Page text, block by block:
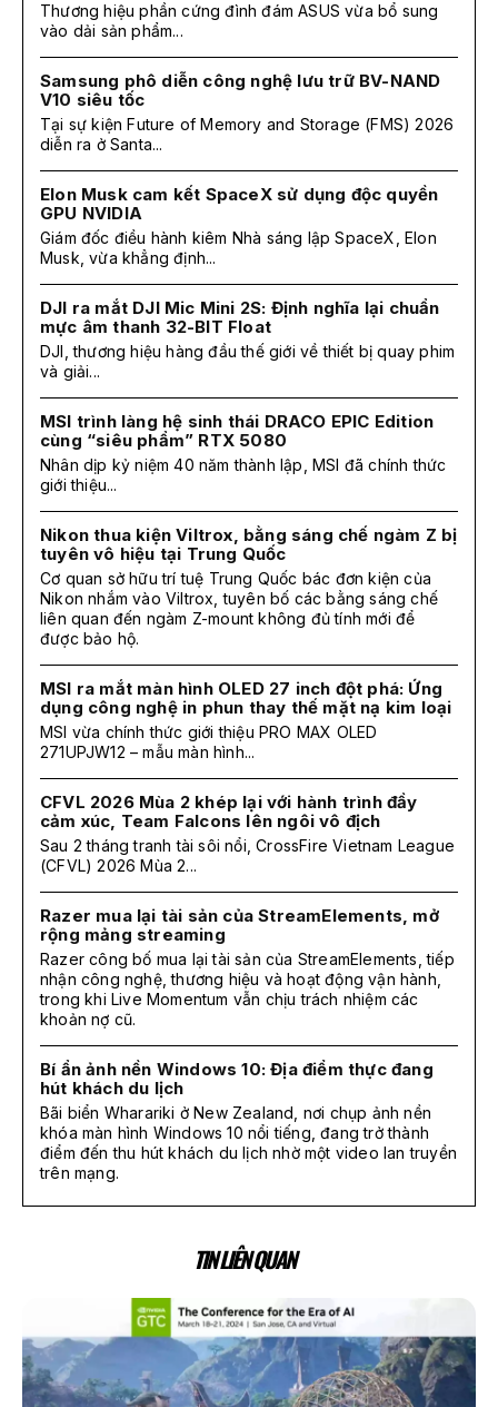
Thương hiệu phần cứng đình đám ASUS vừa bổ sung
vào dải sản phẩm...
Samsung phô diễn công nghệ lưu trữ BV-NAND
V10 siêu tốc
Tại sự kiện Future of Memory and Storage (FMS) 2026
diễn ra ở Santa...
Elon Musk cam kết SpaceX sử dụng độc quyền
GPU NVIDIA
Giám đốc điều hành kiêm Nhà sáng lập SpaceX, Elon
Musk, vừa khẳng định...
DJI ra mắt DJI Mic Mini 2S: Định nghĩa lại chuẩn
mực âm thanh 32-BIT Float
DJI, thương hiệu hàng đầu thế giới về thiết bị quay phim
và giải...
MSI trình làng hệ sinh thái DRACO EPIC Edition
cùng “siêu phẩm” RTX 5080
Nhân dịp kỷ niệm 40 năm thành lập, MSI đã chính thức
giới thiệu...
Nikon thua kiện Viltrox, bằng sáng chế ngàm Z bị
tuyên vô hiệu tại Trung Quốc
Cơ quan sở hữu trí tuệ Trung Quốc bác đơn kiện của
Nikon nhắm vào Viltrox, tuyên bố các bằng sáng chế
liên quan đến ngàm Z-mount không đủ tính mới để
được bảo hộ.
MSI ra mắt màn hình OLED 27 inch đột phá: Ứng
dụng công nghệ in phun thay thế mặt nạ kim loại
MSI vừa chính thức giới thiệu PRO MAX OLED
271UPJW12 – mẫu màn hình...
CFVL 2026 Mùa 2 khép lại với hành trình đầy
cảm xúc, Team Falcons lên ngôi vô địch
Sau 2 tháng tranh tài sôi nổi, CrossFire Vietnam League
(CFVL) 2026 Mùa 2...
Razer mua lại tài sản của StreamElements, mở
rộng mảng streaming
Razer công bố mua lại tài sản của StreamElements, tiếp
nhận công nghệ, thương hiệu và hoạt động vận hành,
trong khi Live Momentum vẫn chịu trách nhiệm các
khoản nợ cũ.
Bí ẩn ảnh nền Windows 10: Địa điểm thực đang
hút khách du lịch
Bãi biển Wharariki ở New Zealand, nơi chụp ảnh nền
khóa màn hình Windows 10 nổi tiếng, đang trở thành
điểm đến thu hút khách du lịch nhờ một video lan truyền
trên mạng.
TIN LIÊN QUAN